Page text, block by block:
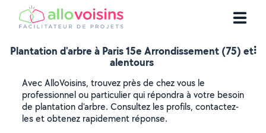
Plantation d'arbre à Paris 15e Arrondissement (75) et
alentours
Avec AlloVoisins, trouvez près de chez vous le
professionnel ou particulier qui répondra à votre besoin
de plantation d'arbre. Consultez les profils, contactez-
les et obtenez rapidement réponse.